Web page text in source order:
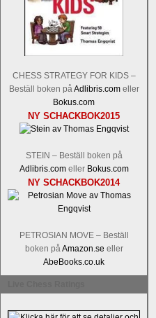
CHESS STRATEGY FOR KIDS –
Beställ boken på Adlibris.comeller
Bokus.com
NY SCHACKBOK2015
STEIN – Beställ boken på
Adlibris.comeller Bokus.com
NY SCHACKBOK2014
PETROSIAN MOVE – Beställ
boken på Amazon.se eller
AbeBooks.co.uk